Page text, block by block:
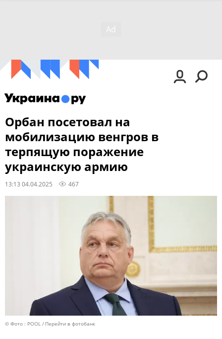
Орбан посетовал на
мобилизацию венгров в
терпящую поражение
украинскую армию
13:13 04.04.2025 467
© Фото : POOL Перейти в фотобанк